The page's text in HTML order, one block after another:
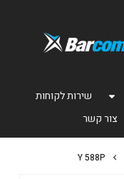
שירות לקוחות
צור קשר
Y 588P